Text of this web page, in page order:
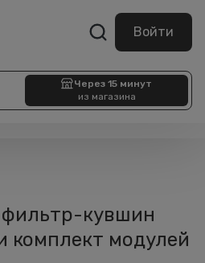
Войти
Через 15 минут
из магазина
фильтр-кувшин
комплект модулей